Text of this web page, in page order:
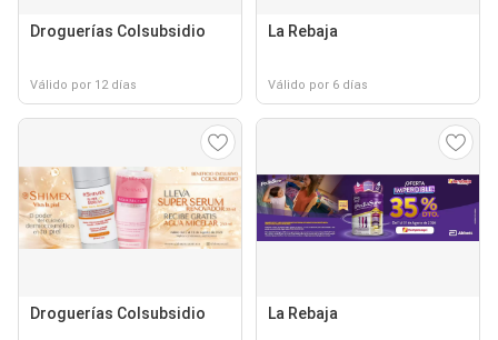
Droguerías Colsubsidio
Válido por 12 días
La Rebaja
Válido por 6 días
Droguerías Colsubsidio La Rebaja